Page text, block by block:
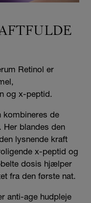
Retinol er
og x-peptid.
kombineres de
Her blandes den
lysnende kraft
x-peptid og
dosis hjælper
fra den første nat.
anti-age hudpleje